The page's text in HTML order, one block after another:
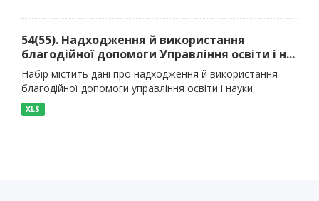
54(55). Надходження й використання
благодійної допомоги Управління освіти і н...
Набір містить дані про надходження й використання
благодійної допомоги управління освіти і науки
XLS